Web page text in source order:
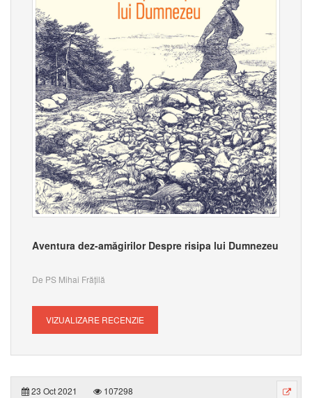
Aventura dez-amăgirilor Despre risipa lui Dumnezeu
De PS Mihai Frățilă
VIZUALIZARE RECENZIE
23 Oct 2021 107298